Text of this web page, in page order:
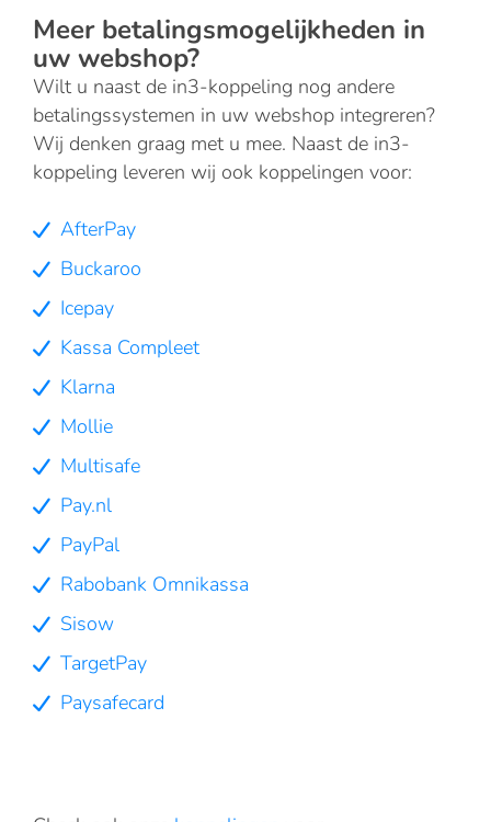
Meer betalingsmogelijkheden in
uw webshop?
Wilt u naast de in3-koppeling nog andere
betalingssystemen in uw webshop integreren?
Wij denken graag met u mee. Naast de in3-
koppeling leveren wij ook koppelingen voor:
AfterPay
Buckaroo
Icepay
Kassa Compleet
Klarna
Mollie
Multisafe
Pay.nl
PayPal
Rabobank Omnikassa
Sisow
TargetPay
Paysafecard